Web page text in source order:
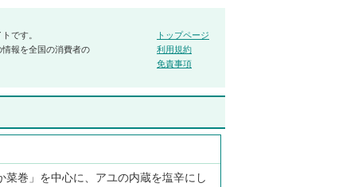
です。
報を全国の消費者の
トップページ
利用規約
免責事項
巻」を中心に、アユの内蔵を塩辛にし